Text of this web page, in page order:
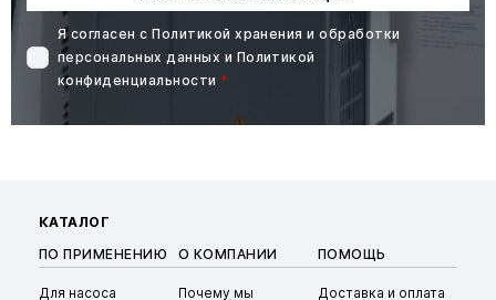
Я согласен сПолитикой хранения и обработки
персональных данных и Политикой
конфиденциальности *
КАТАЛОГ
ПО ПРИМЕНЕНИЮ
Для насоса
О КОМПАНИИ
Почему мы
ПОМОЩЬ
Доставка и оплата